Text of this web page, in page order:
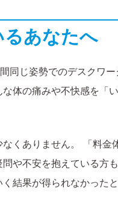
るあなたへ
同じ姿勢でのデスクワ
体の痛みや不快感を「
くありません。 「料金
や不安を抱えている方
結果が得られなかった